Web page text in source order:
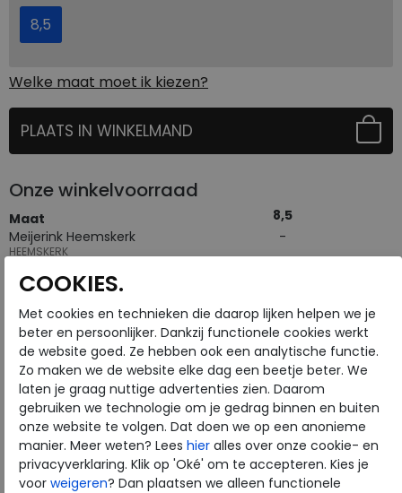
8,5
Welke maat moet ik kiezen?
PLAATS IN WINKELMAND
Onze winkelvoorraad
Maat
8,5
Meijerink Heemskerk
HEEMSKERK
Meijerink Hoorn
HOORN
Hulp nodig? bel:0229 760 760
Gratis verzending binnen Nederland*
Voor 14:00 uur besteld = dezelfde werkdag verzonden*
Altijd retourneren, binnen 1 werkdag terugbetaald
Merk
Clarks
COOKIES.
Met cookies en technieken die daarop lijken helpen we je
beter en persoonlijker. Dankzij functionele cookies werkt
de website goed. Ze hebben ook een analytische functie.
Zo maken we de website elke dag een beetje beter. We
laten je graag nuttige advertenties zien. Daarom
gebruiken we technologie om je gedrag binnen en buiten
onze website te volgen. Dat doen we op een anonieme
manier. Meer weten? Lees hier alles over onze cookie- en
privacyverklaring. Klik op 'Oké' om te accepteren. Kies je
voor weigeren? Dan plaatsen we alleen functionele